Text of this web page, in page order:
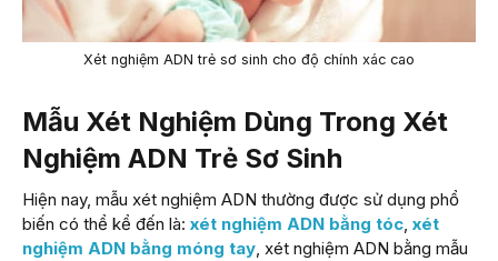
Xét nghiệm ADN trẻ sơ sinh cho độ chính xác cao
Mẫu Xét Nghiệm Dùng Trong Xét
Nghiệm ADN Trẻ Sơ Sinh
Hiện nay, mẫu xét nghiệm ADN thường được sử dụng phổ
biến có thể kể đến là: xét nghiệm ADN bằng tóc, xét
nghiệm ADN bằng móng tay, xét nghiệm ADN bằng mẫu